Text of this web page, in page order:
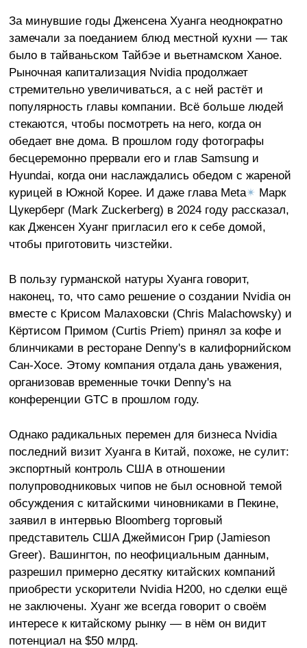
За минувшие годы Дженсена Хуанга неоднократно
замечали за поеданием блюд местной кухни — так
было в тайваньском Тайбэе и вьетнамском Ханое.
Рыночная капитализация Nvidia продолжает
стремительно увеличиваться, а с ней растёт и
популярность главы компании. Всё больше людей
стекаются, чтобы посмотреть на него, когда он
обедает вне дома. В прошлом году фотографы
бесцеремонно прервали его и глав Samsung и
Hyundai, когда они наслаждались обедом с жареной
курицей в Южной Корее. И даже глава Meta✴ Марк
Цукерберг (Mark Zuckerberg) в 2024 году рассказал,
как Дженсен Хуанг пригласил его к себе домой,
чтобы приготовить чизстейки.
В пользу гурманской натуры Хуанга говорит,
наконец, то, что само решение о создании Nvidia он
вместе с Крисом Малаховски (Chris Malachowsky) и
Кёртисом Примом (Curtis Priem) принял за кофе и
блинчиками в ресторане Denny's в калифорнийском
Сан-Хосе. Этому компания отдала дань уважения,
организовав временные точки Denny's на
конференции GTC в прошлом году.
Однако радикальных перемен для бизнеса Nvidia
последний визит Хуанга в Китай, похоже, не сулит:
экспортный контроль США в отношении
полупроводниковых чипов не был основной темой
обсуждения с китайскими чиновниками в Пекине,
заявил в интервью Bloomberg торговый
представитель США Джеймисон Грир (Jamieson
Greer). Вашингтон, по неофициальным данным,
разрешил примерно десятку китайских компаний
приобрести ускорители Nvidia H200, но сделки ещё
не заключены. Хуанг же всегда говорит о своём
интересе к китайскому рынку — в нём он видит
потенциал на $50 млрд.